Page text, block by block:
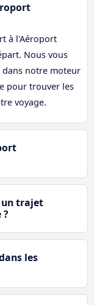
à l'Aéroport
Nous vous
notre moteur
pour trouver les
voyage.
un trajet
?
les